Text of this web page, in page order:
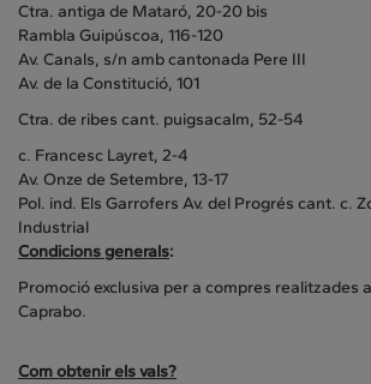
Ctra. antiga de Mataró, 20-20 bis
Rambla Guipúscoa, 116-120
Av. Canals, s/n amb cantonada Pere III
Av. de la Constitució, 101
Ctra. de ribes cant. puigsacalm, 52-54
c. Francesc Layret, 2-4
Av. Onze de Setembre, 13-17
Pol. ind. Els Garrofers Av. del Progrés cant. c.
Industrial
Condicions generals:
Promoció exclusiva per a compres realitzades
Caprabo.
Com obtenir els vals?